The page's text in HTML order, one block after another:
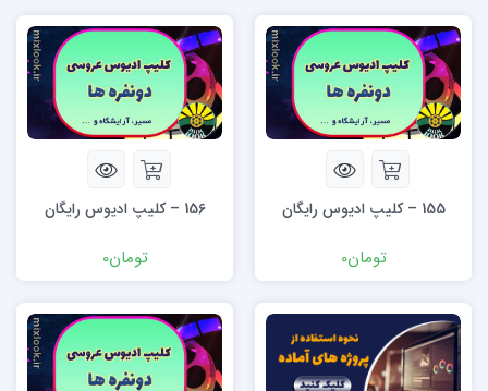
155 – کلیپ ادیوس رایگان
تومان0
156 – کلیپ ادیوس رایگان
تومان0